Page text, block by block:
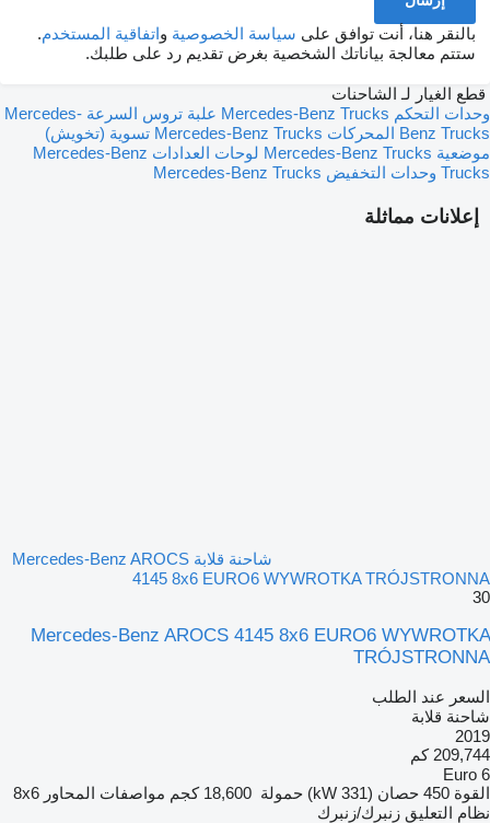
بالنقر هنا، أنت توافق على سياسة الخصوصية واتفاقية المستخدم.
ستتم معالجة بياناتك الشخصية بغرض تقديم رد على طلبك.
إعلانات مماثلة
شاحنة قلابة Mercedes-Benz AROCS
4145 8x6 EURO6 WYWROTKA TRÓJSTRONNA
30
Mercedes-Benz AROCS 4145 8x6 EURO6 WYWROTKA
TRÓJSTRONNA
السعر عند الطلب
شاحنة قلابة
2019
209,744 كم
Euro 6
القوة 450 حصان (331 kW) حمولة 18,600 كجم مواصفات المحاور 8x6
نظام التعليق زنبرك/زنبرك
قطع الغيار لـ الشاحنات
وحدات التحكم Mercedes-Benz Trucks
علبة تروس السرعة Mercedes-
Benz Trucks المحركات Mercedes-Benz Trucks
تسوية (تخويش)
موضعية Mercedes-Benz Trucks
لوحات العدادات Mercedes-Benz
Trucks وحدات التخفيض Mercedes-Benz Trucks